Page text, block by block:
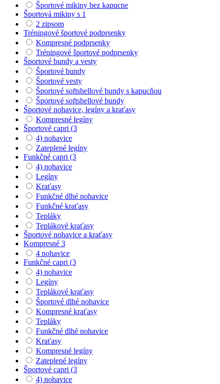
Športové mikiny bez kapucne
Športová mikiny s 1
2 zipsom
Tréningové športové podprsenky
Kompresné podprsenky
Tréningové športové podprsenky
Športové bundy a vesty
Športové bundy
Športové vesty
Športové softshellové bundy s kapucňou
Športové softshellové bundy
Športové nohavice, legíny a kraťasy
Kompresné legíny
Športové capri (3
4) nohavice
Zateplené legíny
Funkčné capri (3
4) nohavice
Legíny
Kraťasy
Funkčné dlhé nohavice
Funkčné kraťasy
Tepláky
Teplákové kraťasy
Športové nohavice a kraťasy
Kompresné 3
4 nohavice
Funkčné capri (3
4) nohavice
Legíny
Teplákové kraťasy
Športové dlhé nohavice
Kompresné kraťasy
Tepláky
Funkčné dlhé nohavice
Kraťasy
Kompresné legíny
Zateplené legíny
Športové capri (3
4) nohavice